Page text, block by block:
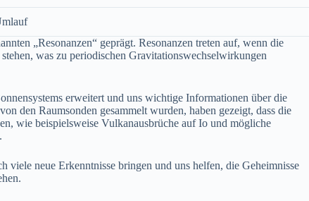
„Resonanzen“ geprägt. Resonanzen treten auf, wenn die
was zu periodischen Gravitationswechselwirkungen
erweitert und uns wichtige Informationen über die
den Raumsonden gesammelt wurden, haben gezeigt, dass die
wie beispielsweise Vulkanausbrüche auf Io und mögliche
neue Erkenntnisse bringen und uns helfen, die Geheimnisse